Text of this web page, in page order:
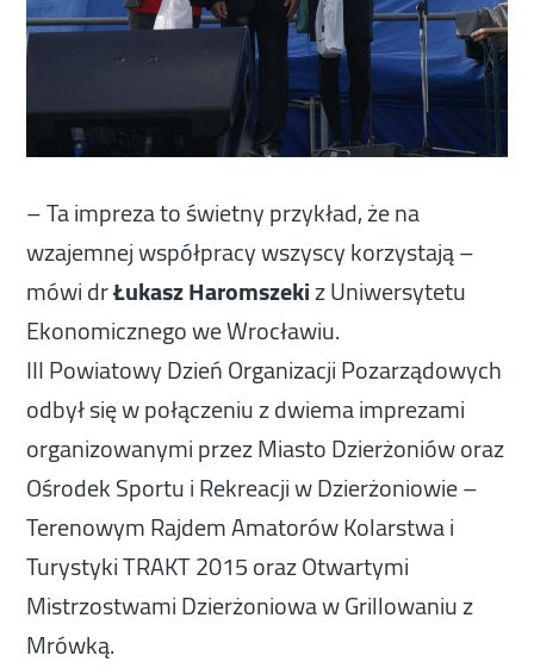
– Ta impreza to świetny przykład, że na
wzajemnej współpracy wszyscy korzystają –
mówi drŁukasz Haromszekiz Uniwersytetu
Ekonomicznego we Wrocławiu.
III Powiatowy Dzień Organizacji Pozarządowych
odbył się w połączeniu z dwiema imprezami
organizowanymi przez Miasto Dzierżoniów oraz
Ośrodek Sportu i Rekreacji w Dzierżoniowie –
Terenowym Rajdem Amatorów Kolarstwa i
Turystyki TRAKT 2015 oraz Otwartymi
Mistrzostwami Dzierżoniowa w Grillowaniu z
Mrówką.